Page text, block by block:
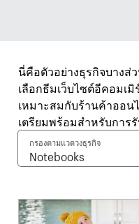
นี่คือตัวอย่างธุรกิจบางส่
เลือกธีมเว็บไซต์อีคอมเ
เหมาะสมกับร้านค้าออน
เตรียมพร้อมสำหรับการ
กรองตามแวดวงธุรกิจ